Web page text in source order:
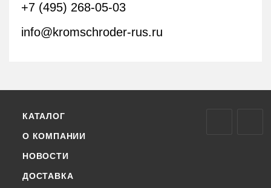
+7 (495) 268-05-03
info@kromschroder-rus.ru
КАТАЛОГ
О КОМПАНИИ
НОВОСТИ
ДОСТАВКА